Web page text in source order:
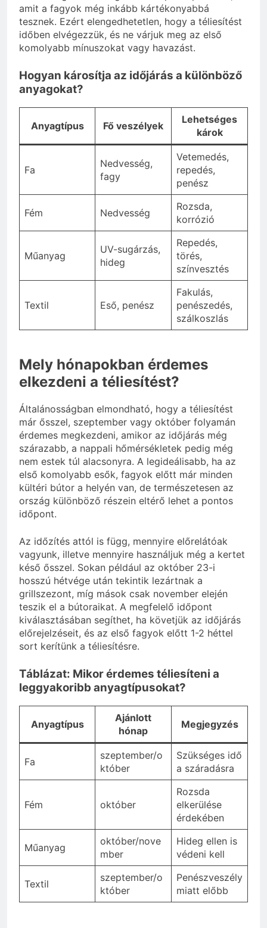
amit a fagyok még inkább kártékonyabbá
tesznek. Ezért elengedhetetlen, hogy a téliesítést
időben elvégezzük, és ne várjuk meg az első
komolyabb mínuszokat vagy havazást.
Hogyan károsítja az időjárás a különböző
anyagokat?
Anyagtípus Fő veszélyek
Lehetséges
károk
Fa
Nedvesség,
fagy
Vetemedés,
repedés,
penész
Fém Nedvesség
Rozsda,
korrózió
Műanyag
UV-sugárzás,
hideg
Repedés,
törés,
színvesztés
Textil Eső, penész
Fakulás,
penészedés,
szálkoszlás
Mely hónapokban érdemes
elkezdeni a téliesítést?
Általánosságban elmondható, hogy a téliesítést
már ősszel, szeptember vagy október folyamán
érdemes megkezdeni, amikor az időjárás még
szárazabb, a nappali hőmérsékletek pedig még
nem estek túl alacsonyra. A legideálisabb, ha az
első komolyabb esők, fagyok előtt már minden
kültéri bútor a helyén van, de természetesen az
ország különböző részein eltérő lehet a pontos
időpont.
Az időzítés attól is függ, mennyire előrelátóak
vagyunk, illetve mennyire használjuk még a kertet
késő ősszel. Sokan például az október 23-i
hosszú hétvége után tekintik lezártnak a
grillszezont, míg mások csak november elején
teszik el a bútoraikat. A megfelelő időpont
kiválasztásában segíthet, ha követjük az időjárás
előrejelzéseit, és az első fagyok előtt 1-2 héttel
sort kerítünk a téliesítésre.
Táblázat: Mikor érdemes téliesíteni a
leggyakoribb anyagtípusokat?
Anyagtípus
Ajánlott
hónap
Megjegyzés
Fa
szeptember/o
któber
Szükséges idő
a száradásra
Fém október
Rozsda
elkerülése
érdekében
Műanyag
október/nove
mber
Hideg ellen is
védeni kell
Textil
szeptember/o
któber
Penészveszély
miatt előbb